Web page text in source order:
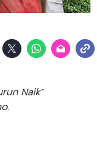
Naik”